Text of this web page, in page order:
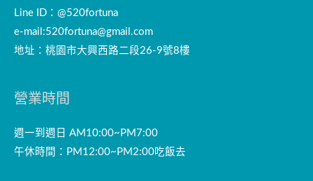
Line ID：@520fortuna
e-mail:520fortuna@gmail.com
地址：桃園市大興西路二段26-9號8樓
營業時間
週一到週日 AM10:00~PM7:00
午休時間：PM12:00~PM2:00吃飯去